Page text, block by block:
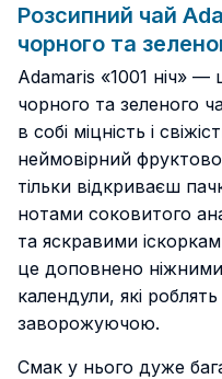
Розсипний чай
чорного та
Adamaris «1001 ніч»
чорного та зеленого
в собі міцність і
неймовірний
тільки відкриваєш
нотами соковитого
та яскравими
це доповнено
календули, які
заворожуючою.
Смак у нього дуже